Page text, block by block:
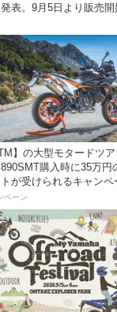
表。9月5日より販売開
】の大型モタードツア
購入時に35万円
が受けられるキャンペ
中！
ペーン